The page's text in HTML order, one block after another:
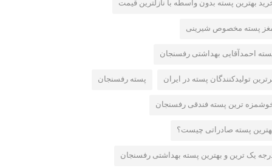
بهترین پسته بدون واسطه با نازلترین قیمت
پسته مخصوص شیرینی
احمدآقایی بهداشتی رفسنجان
تولیدکنندگان پسته در ایران پسته رفسنجان
ترین پسته فندقی رفسنجان
پسته صادراتی چیست؟
یک ترین و بهترین پسته بهداشتی رفسنجان